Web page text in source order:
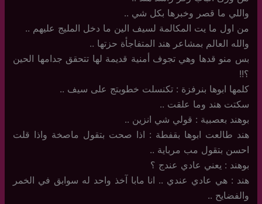
واللي ما قصر وخبرها بكل شي ..
من اول ما يت المكالمة لسيف الين ما دخل المليج عليهم ..
والله العالم بمشاعر هند المتفاجأة حزتها ..
بس منو قدها وهي تجوف أمنية قديمة لها تتحقق جدامها الحين
؟!!
كلمها ابوها بنرفزة : تكنسلت خطوبتج على سيف ..
سكتت هند وما علقت ..
بوهند بعصبية : قولي شي انزين ..
هند طالعت ابوها بقفطة : اذا صحت بتقول ماصخة واذا قلت
احسن بتقول مب مرباية ..
بوهند : يعني عادي عندج ؟
هند : هي عادي عندي .. انا مابا آخذ واحد له سوابق في الخمر
والفضايح ..